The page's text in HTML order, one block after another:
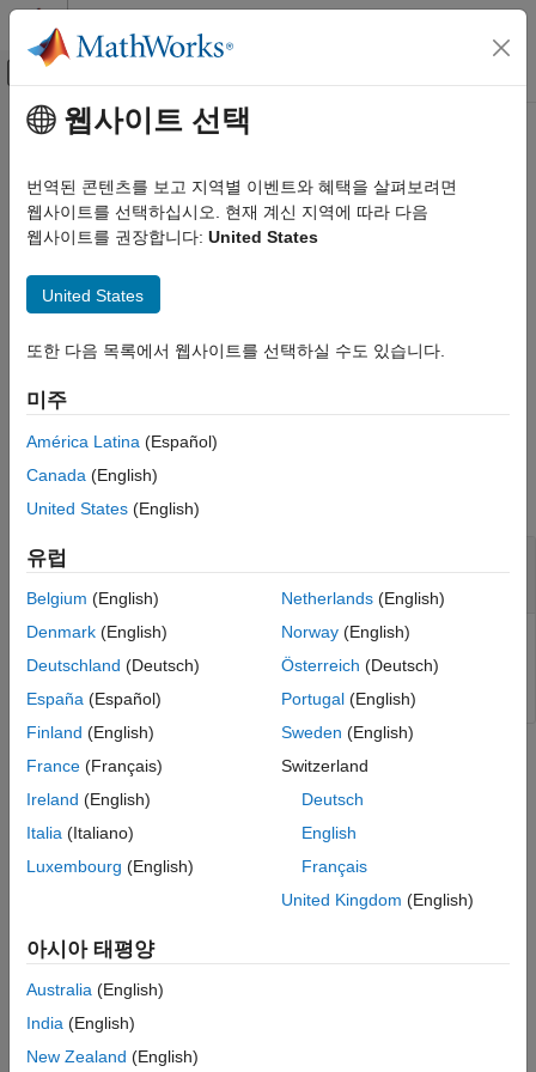
콘텐츠로 바로 가기
오프캔버스 탐색 메뉴 토글
문서 홈
Datafeed Toolbox
Financial Data
ON THIS PAGE
Description
Input Arguments
Version History
주요 콘텐츠
close
Close connection to SIX Financial Information
Syntax
Description
close(
Input Arguments
SIX Financial Informationconnection
Connection, specified as a
SIX Financial Information
connection.
Version History
Introduced in R2011b
See Also
웹사이트 선택
번역된 콘텐츠를 보고 지역별 이벤트와 혜택을 살펴보려면
웹사이트를 선택하십시오. 현재 계신 지역에 따라 다음
웹사이트를 권장합니다: United States
United States
또한 다음 목록에서 웹사이트를 선택하실 수도 있습니다.
미주
América Latina (Español)
Canada (English)
United States (English)
유럽
Belgium (English)
Denmark (English)
Deutschland (Deutsch)
España (Español)
Finland (English)
France (Français)
Ireland (English)
Italia (Italiano)
Luxembourg (English)
Netherlands(English)
Norway(English)
Österreich (Deutsch)
Portugal(English)
Sweden (English)
Switzerland
Deutsch
English
Français
United Kingdom (English)
아시아 태평양
Australia (English)
India (English)
New Zealand (English)